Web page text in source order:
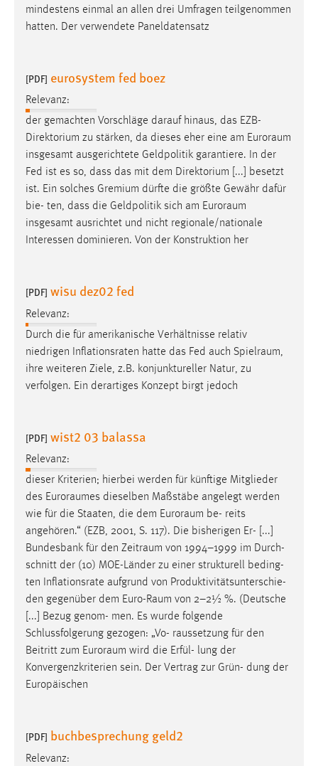
mindestens einmal an allen drei Umfragen teilgenommen
hatten. Der verwendete Paneldatensatz
[PDF] eurosystem fed boez
Relevanz:
der gemachten Vorschläge darauf hinaus, das EZB-
Direktorium zu stärken, da dieses eher eine am Euroraum
insgesamt ausgerichtete Geldpolitik garantiere. In der
Fed ist es so, dass das mit dem Direktorium [...] besetzt
ist. Ein solches Gremium dürfte die größte Gewähr dafür
bie- ten, dass die Geldpolitik sich am Euroraum
insgesamt ausrichtet und nicht regionale/nationale
Interessen dominieren. Von der Konstruktion her
[PDF] wisu dez02 fed
Relevanz:
Durch die für amerikanische Verhältnisse relativ
niedrigen Inflationsraten hatte das Fed auch Spielraum,
ihre weiteren Ziele, z.B. konjunktureller Natur, zu
verfolgen. Ein derartiges Konzept birgt jedoch
[PDF] wist2 03 balassa
Relevanz:
dieser Kriterien; hierbei werden für künftige Mitglieder
des Euroraumes dieselben Maßstäbe angelegt werden
wie für die Staaten, die dem Euroraum be- reits
angehören.“ (EZB, 2001, S. 117). Die bisherigen Er- [...]
Bundesbank für den Zeitraum von 1994–1999 im Durch-
schnitt der (10) MOE-Länder zu einer strukturell beding-
ten Inflationsrate aufgrund von Produktivitätsunterschie-
den gegenüber dem Euro-Raum von 2–2½ %. (Deutsche
[...] Bezug genom- men. Es wurde folgende
Schlussfolgerung gezogen: „Vo- raussetzung für den
Beitritt zum Euroraum wird die Erfül- lung der
Konvergenzkriterien sein. Der Vertrag zur Grün- dung der
Europäischen
[PDF] buchbesprechung geld2
Relevanz:
Google Ads
Anbieter:
Google Ireland Limited
Zweck:
Conversion-Tracking
Cookie Laufzeit:
3 Monate
Facebook Pixel
Anbieter:
Facebook
Zweck:
Conversion-Tracking
Cookie Laufzeit:
EXTERNE MEDIEN
Um Inhalte von Videoplattformen und Social Media
Plattformen anzeigen zu können, werden von diesen
externen Medien Cookies gesetzt.
YouTube
Vimeo